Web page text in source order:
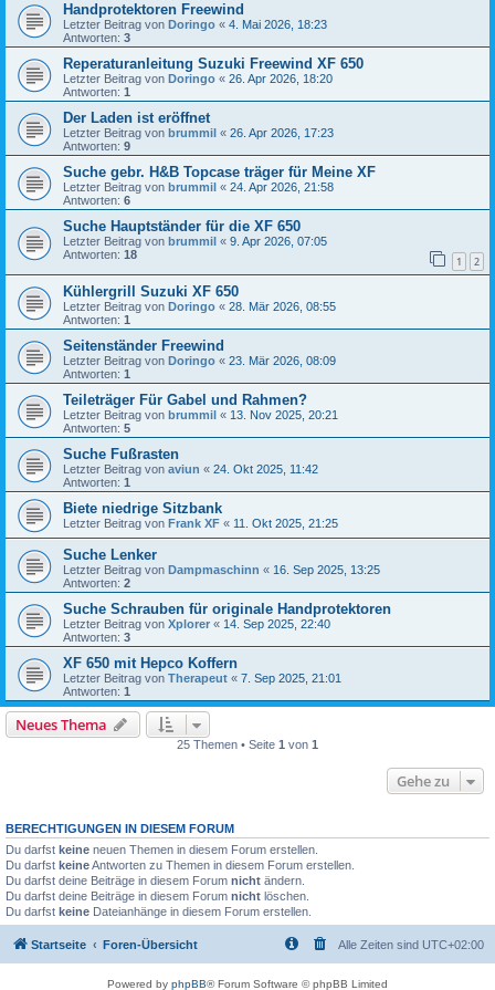
Handprotektoren Freewind
Letzter Beitrag von Doringo « 4. Mai 2026, 18:23
Antworten: 3
Reperaturanleitung Suzuki Freewind XF 650
Letzter Beitrag von Doringo « 26. Apr 2026, 18:20
Antworten: 1
Der Laden ist eröffnet
Letzter Beitrag von brummil « 26. Apr 2026, 17:23
Antworten: 9
Suche gebr. H&B Topcase träger für Meine XF
Letzter Beitrag von brummil « 24. Apr 2026, 21:58
Antworten: 6
Suche Hauptständer für die XF 650
Letzter Beitrag von brummil « 9. Apr 2026, 07:05
Antworten: 18 1 2
Kühlergrill Suzuki XF 650
Letzter Beitrag von Doringo « 28. Mär 2026, 08:55
Antworten: 1
Seitenständer Freewind
Letzter Beitrag von Doringo « 23. Mär 2026, 08:09
Antworten: 1
Teileträger Für Gabel und Rahmen?
Letzter Beitrag von brummil « 13. Nov 2025, 20:21
Antworten: 5
Suche Fußrasten
Letzter Beitrag von aviun « 24. Okt 2025, 11:42
Antworten: 1
Biete niedrige Sitzbank
Letzter Beitrag von Frank XF « 11. Okt 2025, 21:25
Suche Lenker
Letzter Beitrag von Dampmaschinn « 16. Sep 2025, 13:25
Antworten: 2
Suche Schrauben für originale Handprotektoren
Letzter Beitrag von Xplorer « 14. Sep 2025, 22:40
Antworten: 3
XF 650 mit Hepco Koffern
Letzter Beitrag von Therapeut « 7. Sep 2025, 21:01
Antworten: 1
Neues Thema
25 Themen • Seite 1 von 1
Gehe zu
BERECHTIGUNGEN IN DIESEM FORUM
Du darfst keine neuen Themen in diesem Forum erstellen.
Du darfst keineAntworten zu Themen in diesem Forum erstellen.
Du darfst deine Beiträge in diesem Forum nicht ändern.
Du darfst deine Beiträge in diesem Forum nicht löschen.
Du darfst keine Dateianhänge in diesem Forum erstellen.
Startseite Foren-Übersicht Alle Zeiten sind UTC+02:00
Powered by phpBB® Forum Software © phpBB Limited